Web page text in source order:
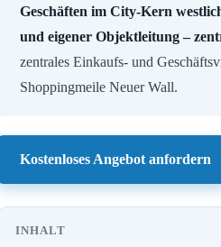
Geschäften im City-Kern
und eigener Objektleitung –
zentrales Einkaufs- und
Shoppingmeile Neuer Wall.
Kostenloses Angebot anfordern
INHALT